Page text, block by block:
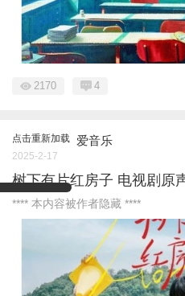
2170 4
点击重新加载 爱音乐
2025-2-17
树下有片红房子 电视剧原
**** 本内容被作者隐藏 ****